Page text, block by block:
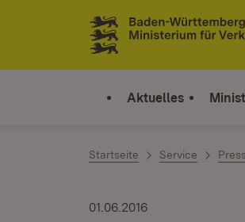
Zum Inhalt springen
Link zur Startseite
Aktuelles
Startseite Service
01.06.2016